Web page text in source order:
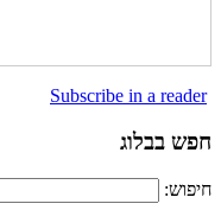
Subscribe in a reader
חפש בבלוג
חיפוש: